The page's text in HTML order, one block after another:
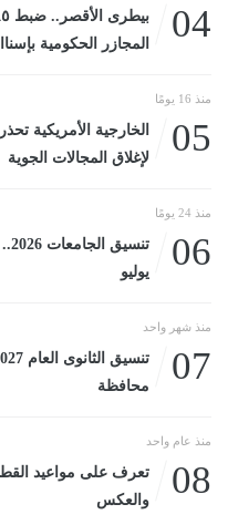
04
المجازر الحكومية بإسنااليوم
منذ 16 يومًا
05
الخارجية الأمريكية
لإغلاق المجالات الجوية
منذ 24 يومًا
06
يوليو
منذ شهر واحد
07
محافظة
منذ عام واحد
08
تعرف على مواعيد
والعكس